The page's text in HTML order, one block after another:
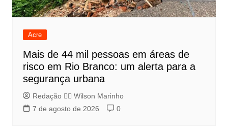
Acre
Mais de 44 mil pessoas em áreas de
risco em Rio Branco: um alerta para a
segurança urbana
Redação 👨‍⚖️​ Wilson Marinho
7 de agosto de 2026
0